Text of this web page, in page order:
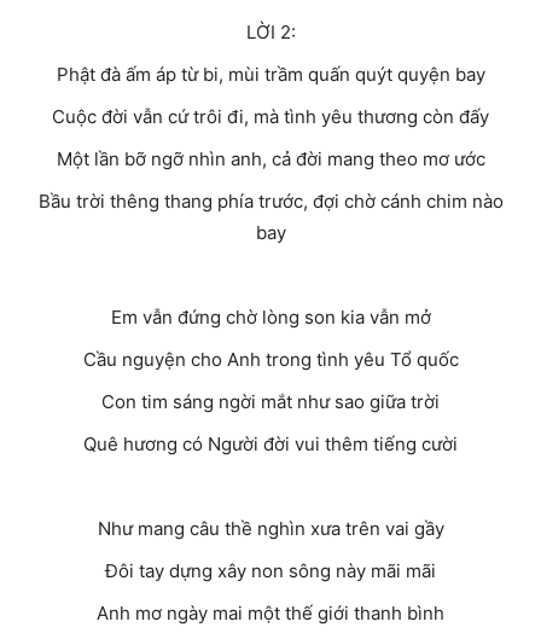
LỜI 2:
Phật đà ấm áp từ bi, mùi trầm quấn quýt quyện bay
Cuộc đời vẫn cứ trôi đi, mà tình yêu thương còn đấy
Một lần bỡ ngỡ nhìn anh, cả đời mang theo mơ ước
Bầu trời thêng thang phía trước, đợi chờ cánh chim nào
bay
Em vẫn đứng chờ lòng son kia vẫn mở
Cầu nguyện cho Anh trong tình yêu Tổ quốc
Con tim sáng ngời mắt như sao giữa trời
Quê hương có Người đời vui thêm tiếng cười
Như mang câu thề nghìn xưa trên vai gầy
Đôi tay dựng xây non sông này mãi mãi
Anh mơ ngày mai một thế giới thanh bình